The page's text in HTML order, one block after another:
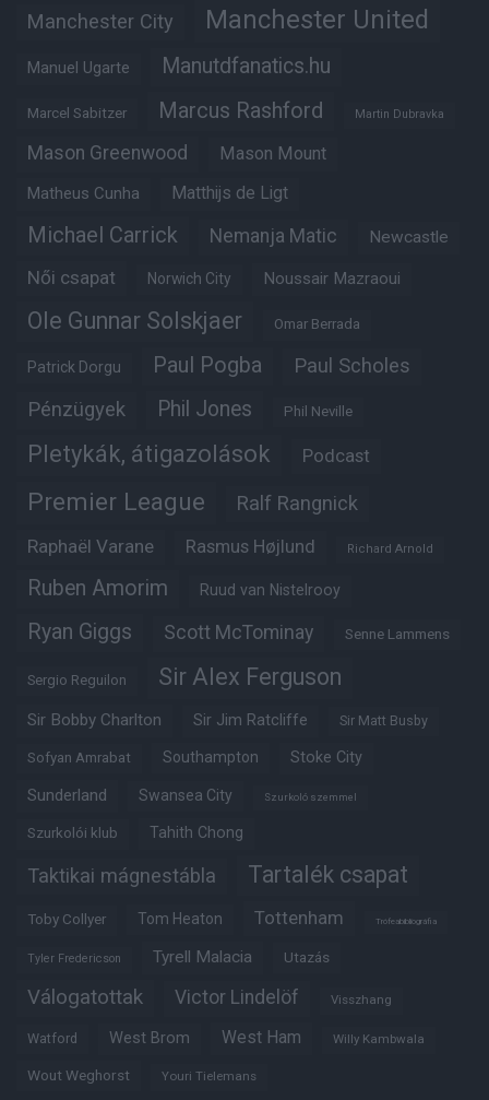
Manchester City Manchester United
Manuel Ugarte Manutdfanatics.hu
Marcel Sabitzer Marcus Rashford Martin Dubravka
Mason Greenwood Mason Mount
Matheus Cunha Matthijs de Ligt
Michael Carrick Nemanja Matic Newcastle
Női csapat Norwich City Noussair Mazraoui
Ole Gunnar Solskjaer Omar Berrada
Patrick Dorgu Paul Pogba Paul Scholes
Pénzügyek Phil Jones Phil Neville
Pletykák, átigazolások Podcast
Premier League Ralf Rangnick
Raphaël Varane Rasmus Højlund Richard Arnold
Ruben Amorim Ruud van Nistelrooy
Ryan Giggs Scott McTominay Senne Lammens
Sergio Reguilon Sir Alex Ferguson
Sir Bobby Charlton Sir Jim Ratcliffe Sir Matt Busby
Sofyan Amrabat Southampton Stoke City
Sunderland Swansea City Szurkoló szemmel
Szurkolói klub Tahith Chong
Taktikai mágnestábla Tartalék csapat
Toby Collyer Tom Heaton Tottenham Trófeabibliográfia
Tyler Fredericson Tyrell Malacia Utazás
Válogatottak Victor Lindelöf Visszhang
Watford West Brom West Ham Willy Kambwala
Wout Weghorst Youri Tielemans